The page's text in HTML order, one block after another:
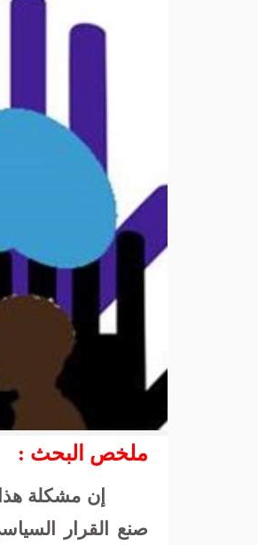
ملخص البحث :
إن مشكلة
صنع القرار